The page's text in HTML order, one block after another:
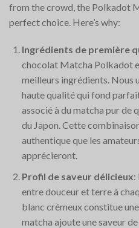
from the crowd, the Polkadot
perfect choice. Here’s why:
Ingrédients de première
chocolat Matcha Polkadot
meilleurs ingrédients. Nous
haute qualité qui fond
associé à du matcha pur de
du Japon. Cette
authentique que les
apprécieront.
Profil de saveur délicieux:
entre douceur et terre à
blanc crémeux constitue
matcha ajoute une saveur